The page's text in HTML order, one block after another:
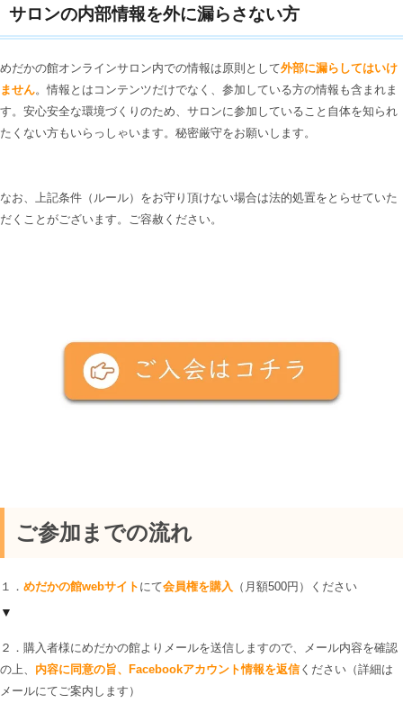
サロンの内部情報を外に漏らさない方
めだかの館オンラインサロン内での情報は原則として外部に漏らしてはいけ
ません。情報とはコンテンツだけでなく、参加している方の情報も含まれま
す。安心安全な環境づくりのため、サロンに参加していること自体を知られ
たくない方もいらっしゃいます。秘密厳守をお願いします。
なお、上記条件（ルール）をお守り頂けない場合は法的処置をとらせていた
だくことがございます。ご容赦ください。
ご参加までの流れ
１． めだかの館webサイト にて会員権を購入 （月額500円）ください
▼
２．購入者様にめだかの館よりメールを送信しますので、メール内容を確認
の上、 内容に同意の旨、Facebookアカウント情報を返信ください（詳細は
メールにてご案内します）